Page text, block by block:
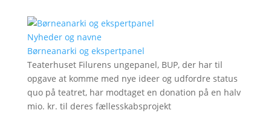
Nyheder og navne
Børneanarki og ekspertpanel
Teaterhuset Filurens ungepanel, BUP, der har til
opgave at komme med nye ideer og udfordre status
quo på teatret, har modtaget en donation på en halv
mio. kr. til deres fællesskabsprojekt